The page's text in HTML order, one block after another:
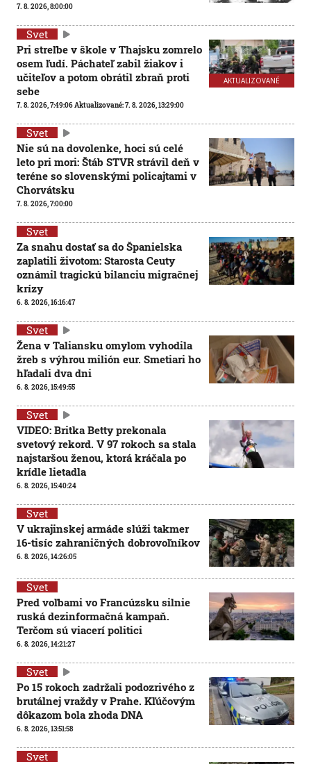
7. 8. 2026, 8:00:00
AKTUALIZOVANÉ
Svet
Pri streľbe v škole v Thajsku zomrelo
osem ľudí. Páchateľ zabil žiakov i
učiteľov a potom obrátil zbraň proti
sebe
7. 8. 2026, 7:49:06Aktualizované:7. 8. 2026, 13:29:00
Svet
Nie sú na dovolenke, hoci sú celé
leto pri mori: Štáb STVR strávil deň v
teréne so slovenskými policajtami v
Chorvátsku
7. 8. 2026, 7:00:00
Svet
Za snahu dostať sa do Španielska
zaplatili životom: Starosta Ceuty
oznámil tragickú bilanciu migračnej
krízy
6. 8. 2026, 16:16:47
Svet
Žena v Taliansku omylom vyhodila
žreb s výhrou milión eur. Smetiari ho
hľadali dva dni
6. 8. 2026, 15:49:55
Svet
VIDEO: Britka Betty prekonala
svetový rekord. V 97 rokoch sa stala
najstaršou ženou, ktorá kráčala po
krídle lietadla
6. 8. 2026, 15:40:24
Svet
V ukrajinskej armáde slúži takmer
16-tisíc zahraničných dobrovoľníkov
6. 8. 2026, 14:26:05
Svet
Pred voľbami vo Francúzsku silnie
ruská dezinformačná kampaň.
Terčom sú viacerí politici
6. 8. 2026, 14:21:27
Svet
Po 15 rokoch zadržali podozrivého z
brutálnej vraždy v Prahe. Kľúčovým
dôkazom bola zhoda DNA
6. 8. 2026, 13:51:58
Svet